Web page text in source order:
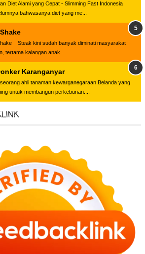
Diet Alami yang Cepat - Slimming Fast Indonesia
bahwasanya diet yang me...
Steak kini sudah banyak diminati masyarakat
tertama kalangan anak...
Karanganyar
ahli tanaman kewarganegaraan Belanda yang
untuk membangun perkebunan....